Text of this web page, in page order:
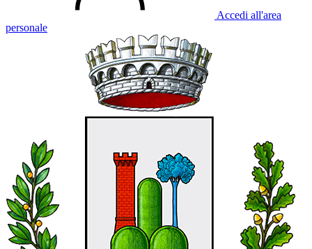
Accedi all'area
personale